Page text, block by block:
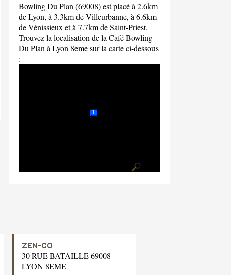
Bowling Du Plan (69008) est placé à 2.6km
de Lyon, à 3.3km de Villeurbanne, à 6.6km
de Vénissieux et à 7.7km de Saint-Priest.
Trouvez la localisation de la Café Bowling
Du Plan à Lyon 8eme sur la carte ci-dessous
:
ZEN-CO
30 RUE BATAILLE 69008
LYON 8EME